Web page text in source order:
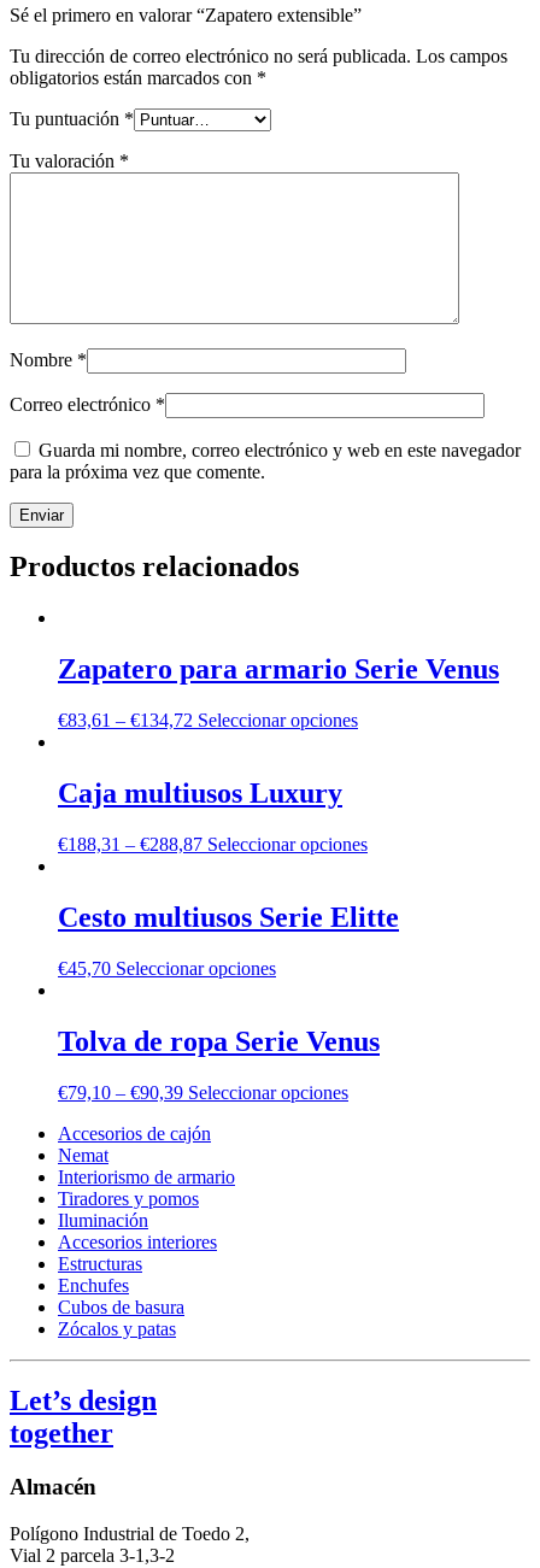
Sé el primero en valorar “Zapatero extensible”
Tu dirección de correo electrónico no será publicada. Los campos
obligatorios están marcados con *
Tu puntuación *
Tu valoración *
Nombre *
Correo electrónico *
Guarda mi nombre, correo electrónico y web en este navegador
para la próxima vez que comente.
Productos relacionados
Zapatero para armario Serie Venus
€83,61 – €134,72 Seleccionar opciones
Caja multiusos Luxury
€188,31 – €288,87 Seleccionar opciones
Cesto multiusos Serie Elitte
€45,70 Seleccionar opciones
Tolva de ropa Serie Venus
€79,10 – €90,39 Seleccionar opciones
Accesorios de cajón
Nemat
Interiorismo de armario
Tiradores y pomos
Iluminación
Accesorios interiores
Estructuras
Enchufes
Cubos de basura
Zócalos y patas
Let’s design
together
Almacén
Polígono Industrial de Toedo 2,
Vial 2 parcela 3-1,3-2